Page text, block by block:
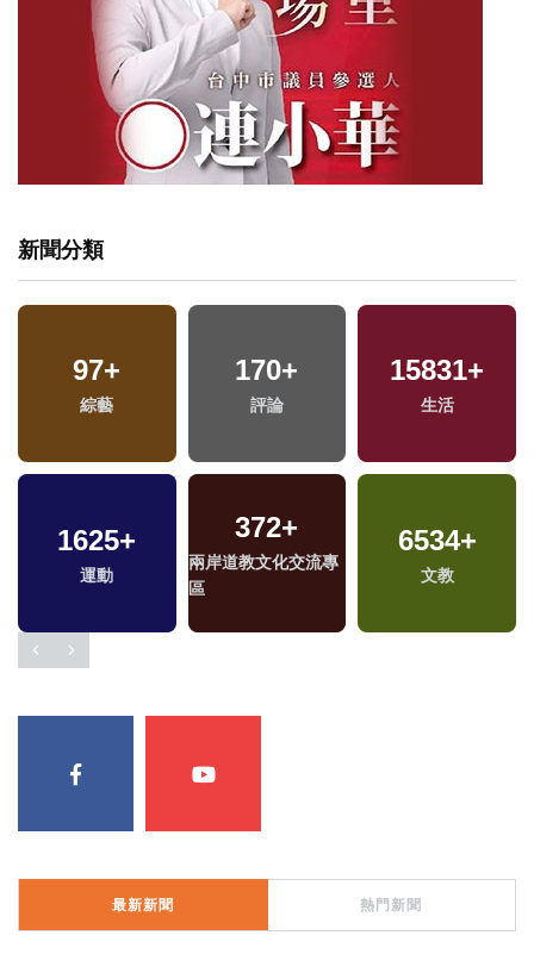
新聞分類
97+
綜藝
170+
評論
15831+
生活
1625+
運動
372+
兩岸道教文化交流專
區
6534+
文教
最新新聞 熱門新聞